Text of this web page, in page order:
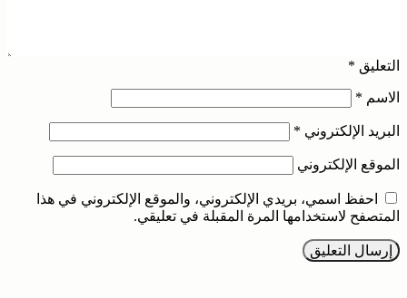
التعليق *
الاسم *
البريد الإلكتروني *
الموقع الإلكتروني
احفظ اسمي، بريدي الإلكتروني، والموقع الإلكتروني في هذا
المتصفح لاستخدامها المرة المقبلة في تعليقي.